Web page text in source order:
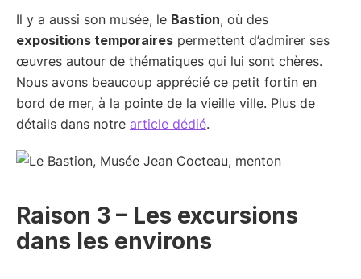
Il y a aussi son musée, le Bastion, où des
expositions temporaires permettent d’admirer ses
œuvres autour de thématiques qui lui sont chères.
Nous avons beaucoup apprécié ce petit fortin en
bord de mer, à la pointe de la vieille ville. Plus de
détails dans notre article dédié.
Raison 3 – Les excursions
dans les environs